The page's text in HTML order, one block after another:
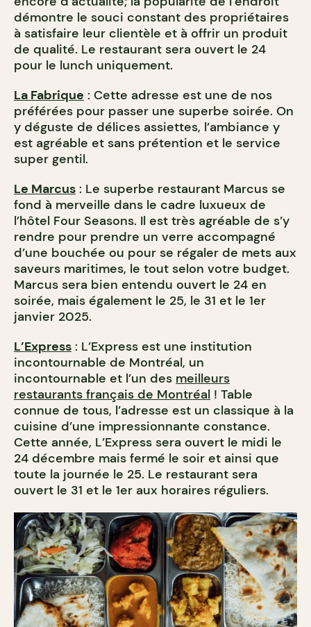
démontre le souci constant des propriétaires
à satisfaire leur clientèle et à offrir un produit
de qualité. Le restaurant sera ouvert le 24
pour le lunch uniquement.
La Fabrique : Cette adresse est une de nos
préférées pour passer une superbe soirée. On
y déguste de délices assiettes, l’ambiance y
est agréable et sans prétention et le service
super gentil.
Le Marcus : Le superbe restaurant Marcus se
fond à merveille dans le cadre luxueux de
l’hôtel Four Seasons. Il est très agréable de s’y
rendre pour prendre un verre accompagné
d’une bouchée ou pour se régaler de mets aux
saveurs maritimes, le tout selon votre budget.
Marcus sera bien entendu ouvert le 24 en
soirée, mais également le 25, le 31 et le 1er
janvier 2025.
L’Express : L’Express est une institution
incontournable de Montréal, un
incontournable et l’un des meilleurs
restaurants français de Montréal ! Table
connue de tous, l’adresse est un classique à la
cuisine d’une impressionnante constance.
Cette année, L’Express sera ouvert le midi le
24 décembre mais fermé le soir et ainsi que
toute la journée le 25. Le restaurant sera
ouvert le 31 et le 1er aux horaires réguliers.